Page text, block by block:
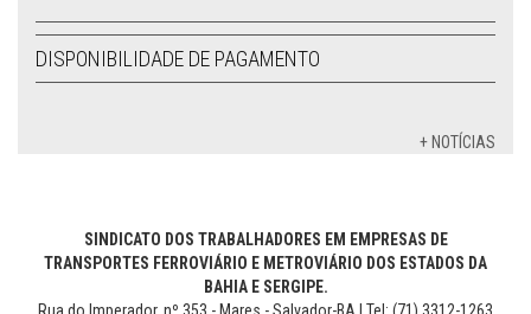
DISPONIBILIDADE DE PAGAMENTO
+ NOTÍCIAS
SINDICATO DOS TRABALHADORES EM EMPRESAS DE
TRANSPORTES FERROVIÁRIO E METROVIÁRIO DOS ESTADOS DA
BAHIA E SERGIPE.